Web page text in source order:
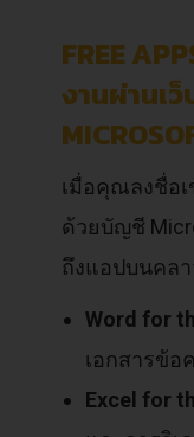
FREE
งานผ่านเ
เมื่อคุณลงชื่อเ
ด้วยบัญชี
ถึงแอปบนคล
Word for
เอกสารข้อ
Excel for